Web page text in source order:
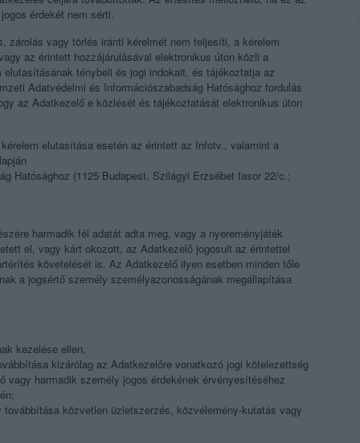
érdekét nem sérti.
zárolás vagy törlés iránti kérelmét nem teljesíti, a kérelem
az érintett hozzájárulásával elektronikus úton közli a
ténybeli és jogi indokait, és tájékoztatja az
Adatvédelmi és Információszabadság Hatósághoz fordulás
az Adatkezelő e közlését és tájékoztatását elektronikus úton
elutasítása esetén az érintett az Infotv., valamint a
Hatósághoz (1125 Budapest, Szilágyi Erzsébet fasor 22/c.;
harmadik fél adatát adta meg, vagy a nyereményjáték
el, vagy kárt okozott, az Adatkezelő jogosult az érintettel
követelését is. Az Adatkezelő ilyen esetben minden tőle
a jogsértő személy személyazonosságának megállapítása
kezelése ellen,
kizárólag az Adatkezelőre vonatkozó jogi kötelezettség
harmadik személy jogos érdekének érvényesítéséhez
közvetlen üzletszerzés, közvélemény-kutatás vagy